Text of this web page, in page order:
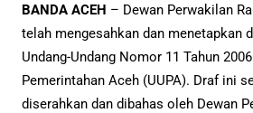
BANDA ACEH – Dewan Perwakilan
telah mengesahkan dan menetapkan
Undang-Undang Nomor 11 Tahun
Pemerintahan Aceh (UUPA). Draf ini
diserahkan dan dibahas oleh Dewan